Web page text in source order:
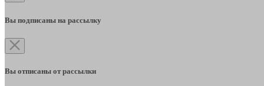
Вы подписаны на рассылку
Вы отписаны от рассылки